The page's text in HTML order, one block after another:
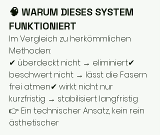
🧠 WARUM DIESES SYSTEM
FUNKTIONIERT
Im Vergleich zu herkömmlichen
Methoden:
✔ überdeckt nicht → eliminiert✔
beschwert nicht → lässt die Fasern
frei atmen✔ wirkt nicht nur
kurzfristig → stabilisiert langfristig
👉 Ein technischer Ansatz, kein rein
ästhetischer